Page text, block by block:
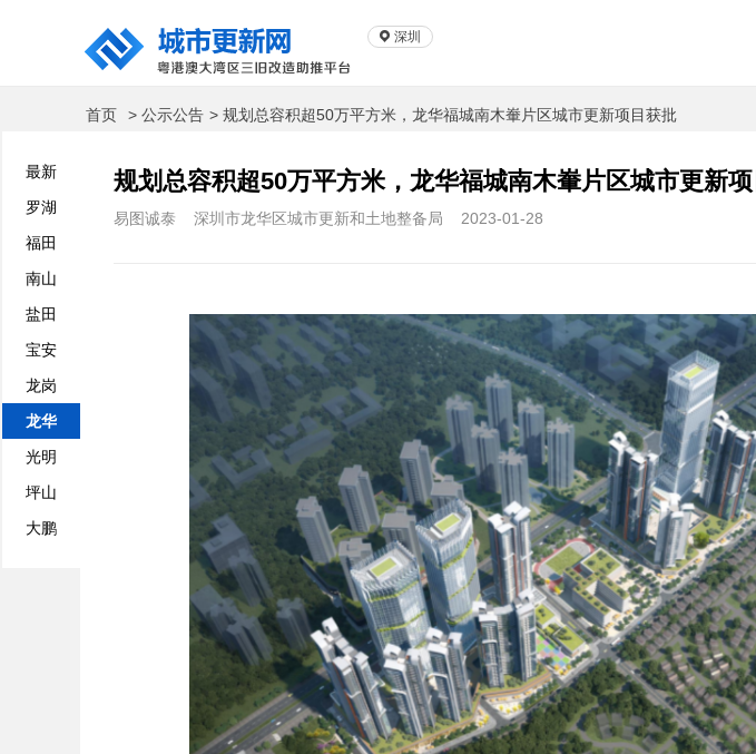
深圳
首页 > 公示公告 > 规划总容积超50万平方米，龙华福城南木輋片区城市更新项目获批
最新
罗湖
福田
南山
盐田
宝安
龙岗
龙华
光明
坪山
大鹏
规划总容积超50万平方米，龙华福城南木輋片区城市更新
易图诚泰 深圳市龙华区城市更新和土地整备局 2023-01-28